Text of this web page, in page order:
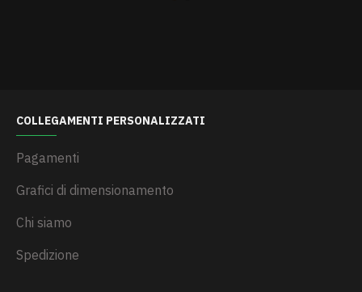
COLLEGAMENTI PERSONALIZZATI
Pagamenti
Grafici di dimensionamento
Chi siamo
Spedizione